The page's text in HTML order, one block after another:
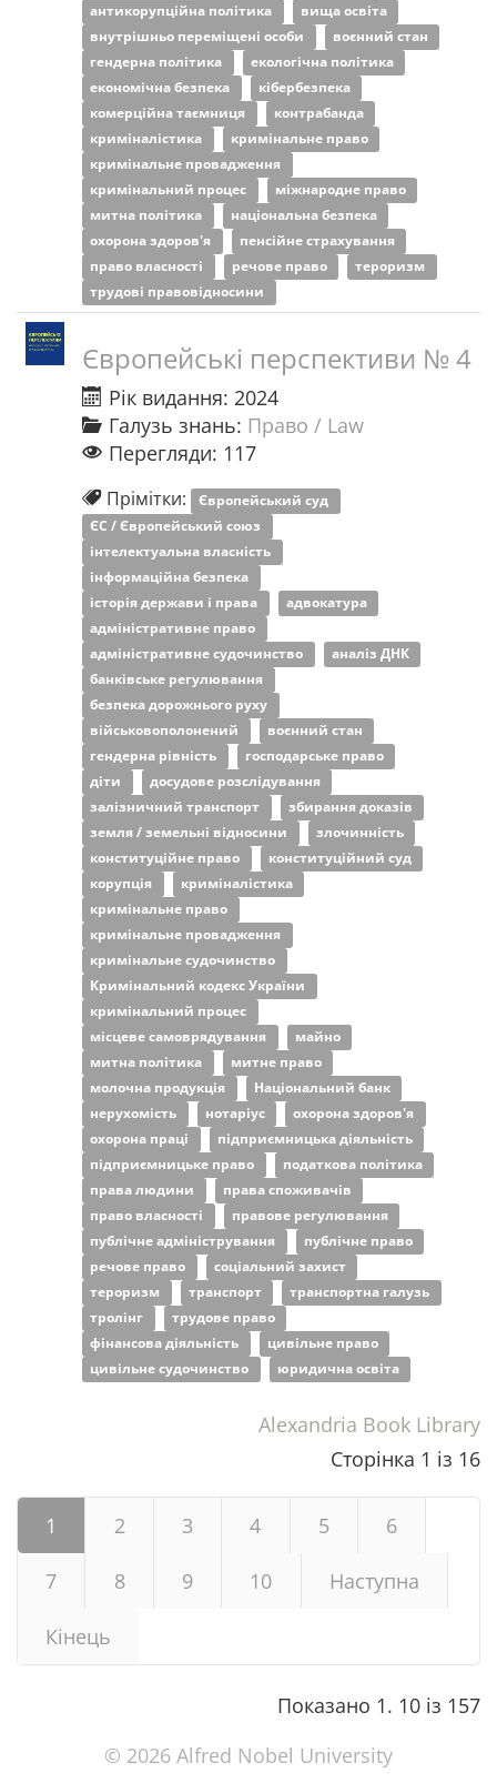
антикорупційна політика
вища освіта
внутрішньо переміщені особи
воєнний стан
гендерна політика
екологічна політика
економічна безпека
кібербезпека
комерційна таємниця
контрабанда
криміналістика
кримінальне право
кримінальне провадження
кримінальний процес
міжнародне право
митна політика
національна безпека
охорона здоров'я
пенсійне страхування
право власності
речове право
тероризм
трудові правовідносини
Європейські перспективи № 4
Рік видання: 2024
Галузь знань: Право / Law
Перегляди: 117
Прімітки: Європейський суд
ЄС / Європейський союз
інтелектуальна власність
інформаційна безпека
історія держави і права
адвокатура
адміністративне право
адміністративне судочинство
аналіз ДНК
банківське регулювання
безпека дорожнього руху
військовополонений
воєнний стан
гендерна рівність
господарське право
діти
досудове розслідування
залізничний транспорт
збирання доказів
земля / земельні відносини
злочинність
конституційне право
конституційний суд
корупція
криміналістика
кримінальне право
кримінальне провадження
кримінальне судочинство
Кримінальний кодекс України
кримінальний процес
місцеве самоврядування
майно
митна політика
митне право
молочна продукція
Національний банк
нерухомість
нотаріус
охорона здоров'я
охорона праці
підприємницька діяльність
підприємницьке право
податкова політика
права людини
права споживачів
право власності
правове регулювання
публічне адміністрування
публічне право
речове право
соціальний захист
тероризм
транспорт
транспортна галузь
тролінг
трудове право
фінансова діяльність
цивільне право
цивільне судочинство
юридична освіта
Alexandria Book Library
Сторінка 1 із 16
1 2 3 4 5 6
7 8 9 10 Наступна
Кінець
Показано 1. 10 із 157
© 2026 Alfred Nobel University